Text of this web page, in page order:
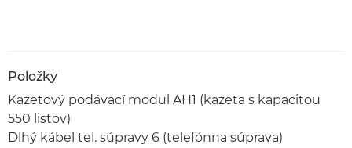
Položky
Kazetový podávací modul AH1 (kazeta s kapacitou
550 listov)
Dlhý kábel tel. súpravy 6 (telefónna súprava)